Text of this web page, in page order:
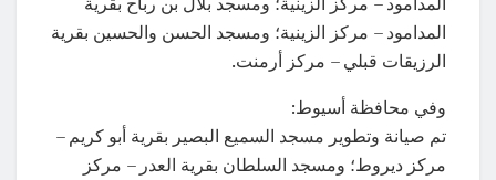
المدامود – مركز الزينية؛ ومسجد الحسن والحسين بقرية
الرزيقات قبلي – مركز أرمنت.
وفي محافظة أسيوط:
تم صيانة وتطوير مسجد السميع البصير بقرية أبو كريم –
مركز ديروط؛ ومسجد السلطان بقرية العدر – مركز